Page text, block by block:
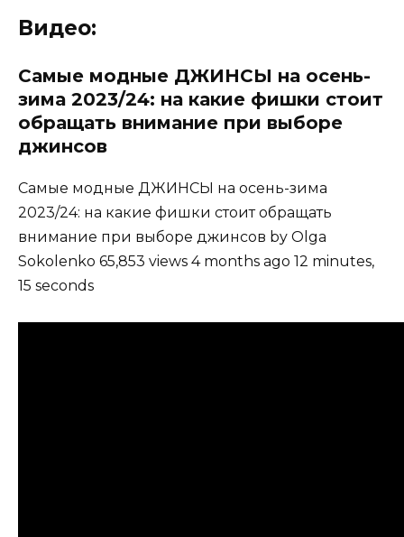
Видео:
Самые модные ДЖИНСЫ на осень-
зима 2023/24: на какие фишки стоит
обращать внимание при выборе
джинсов
Самые модные ДЖИНСЫ на осень-зима
2023/24: на какие фишки стоит обращать
внимание при выборе джинсов by Olga
Sokolenko 65,853 views 4 months ago 12 minutes,
15 seconds